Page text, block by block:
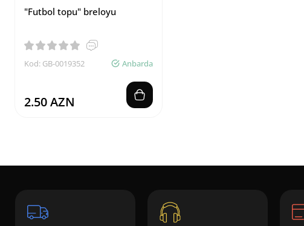
"Futbol topu" breloyu
Kod: GB-0019352 Anbarda
2.50 AZN